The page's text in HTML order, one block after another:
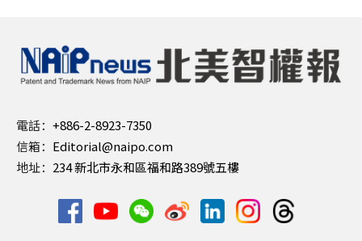
電話： +886-2-8923-7350
信箱： Editorial@naipo.com
地址： 234 新北市永和區福和路389號五樓